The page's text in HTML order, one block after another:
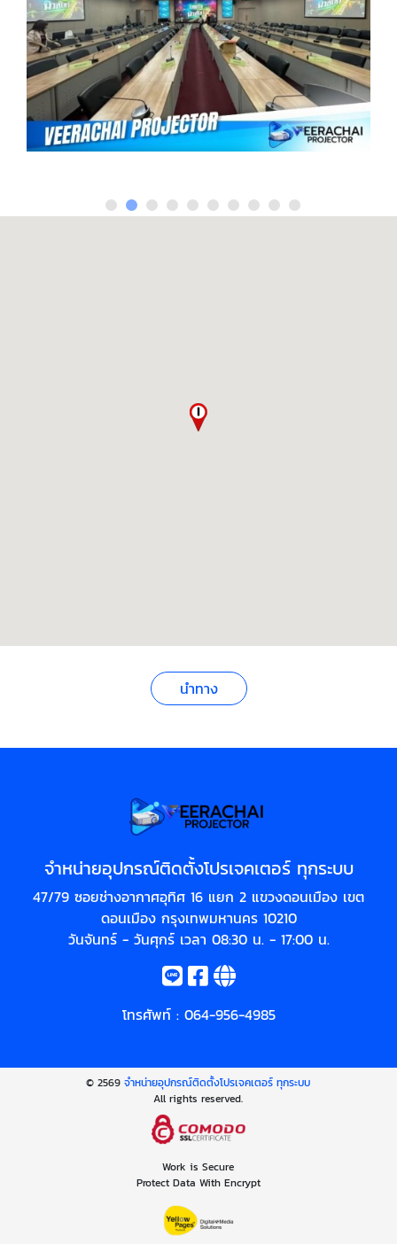
นำทาง
จำหน่ายอุปกรณ์ติดตั้งโปรเจคเตอร์ ทุกระบบ
47/79 ซอยช่างอากาศอุทิศ 16 แยก 2 แขวงดอนเมือง เขต
ดอนเมือง กรุงเทพมหานคร 10210
วันจันทร์ - วันศุกร์ เวลา 08:30 น. - 17:00 น.
โทรศัพท์ : 064-956-4985
© 2569จำหน่ายอุปกรณ์ติดตั้งโปรเจคเตอร์ ทุกระบบ
All rights reserved.
Work is Secure
Protect Data With Encrypt